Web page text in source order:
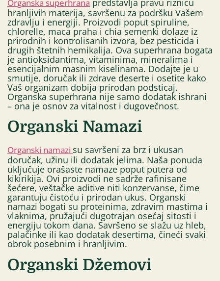
Organska superhrana
hranljivih materija, savršenu za podršku Vašem
zdravlju i energiji. Proizvodi poput spiruline,
chlorelle, maca praha i chia semenki dolaze iz
prirodnih i kontrolisanih izvora, bez pesticida i
drugih štetnih hemikalija. Ova superhrana bogata
je antioksidantima, vitaminima, mineralima i
esencijalnim masnim kiselinama. Dodajte je u
smutije, doručak ili zdrave deserte i osetite kako
Vaš organizam dobija prirodan podsticaj.
Organska superhrana nije samo dodatak ishrani
– ona je osnov za vitalnost i dugovečnost.
Organski Namazi
Organski namazi su savršeni za brz i ukusan
doručak, užinu ili dodatak jelima. Naša ponuda
uključuje orašaste namaze poput putera od
kikirikija. Ovi proizvodi ne sadrže rafinisane
šećere, veštačke aditive niti konzervanse, čime
garantuju čistoću i prirodan ukus. Organski
namazi bogati su proteinima, zdravim mastima i
vlaknima, pružajući dugotrajan osećaj sitosti i
energiju tokom dana. Savršeno se slažu uz hleb,
palačinke ili kao dodatak desertima, čineći svaki
obrok posebnim i hranljivim.
Organski Džemovi